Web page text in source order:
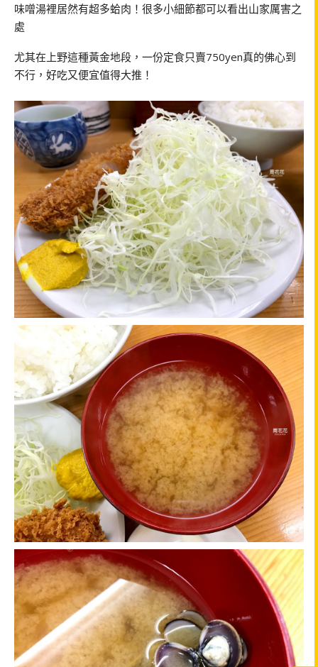
味噌湯裡居然有超多蛤肉！很多小細節都可以看出山家厲害之
處
尤其在上野這種黃金地段，一份定食只賣750yen真的佛心到
不行，好吃又便宜值得大推！